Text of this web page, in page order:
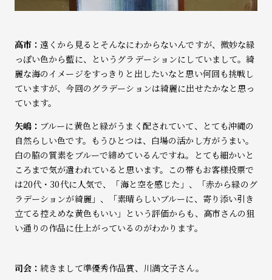
高市：遠くから見るとそんなにわからないんですが、微妙な緑
っぽい色から藍に、というグラデーションにしていまして。綺
麗な海のイメージをすっきりと出したいなと思い何回も挑戦し
ていますが、今回のグラデーションは綺麗に出せたかなと思っ
ています。
矢嶋： ブルーに黄色と緑がうまく配されていて、とても沖縄の
自然らしい色です。もうひとつは、白場の活かし方がうまい。
白の脇の質素をブルーで締めているんですね。とても細かいと
ころまで気が遣われていると思います。この帯もお客様投票で
は20代・30代に人気で、「海と空を感じた」、「赤から緑のグ
ラデーションが綺麗」、「素晴らしいブルーに、寄り添い引き
立てる控えめな黄色もいい」という評価からも、高市さんの狙
い通りの作品に仕上がっているのがわかります。
司会：続きまして準優秀作品賞、川満文子さん。